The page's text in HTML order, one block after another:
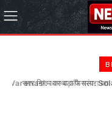
नगर निगम का बड़ा फैसला: Solar